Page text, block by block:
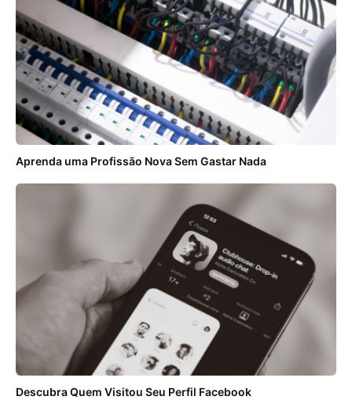
Aprenda uma Profissão Nova Sem Gastar Nada
Descubra Quem Visitou Seu Perfil Facebook